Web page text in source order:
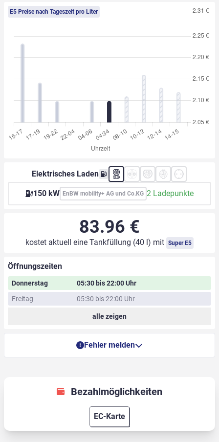
E5 Preise nach Tageszeit pro Liter
Elektrisches Laden
150 kW EnBW mobility+ AG und Co.KG 2 Ladepunkte
83.96 €
kostet aktuell eine Tankfüllung (40 l) mit Super E5
Öffnungszeiten
Donnerstag
05:30 bis 22:00 Uhr
Freitag
05:30 bis 22:00 Uhr
alle zeigen
Fehler melden
Bezahlmöglichkeiten
EC-Karte